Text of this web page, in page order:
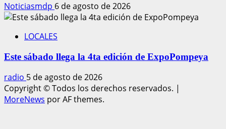
Noticiasmdp 6 de agosto de 2026
LOCALES
Este sábado llega la 4ta edición de ExpoPompeya
radio 5 de agosto de 2026
Copyright © Todos los derechos reservados. |
MoreNews por AF themes.